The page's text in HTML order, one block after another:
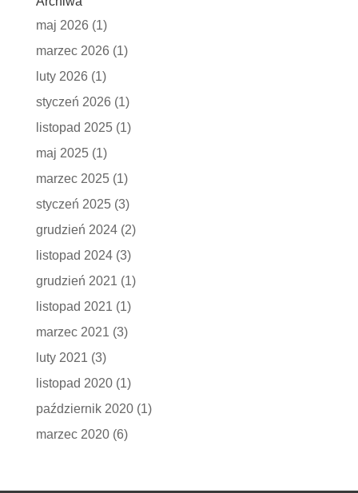
maj 2026 (1)
marzec 2026 (1)
luty 2026 (1)
styczeń 2026 (1)
listopad 2025(1)
maj 2025(1)
marzec 2025(1)
styczeń 2025(3)
grudzień 2024(2)
listopad 2024(3)
grudzień 2021 (1)
listopad 2021 (1)
marzec 2021 (3)
luty 2021 (3)
listopad 2020(1)
październik 2020(1)
marzec 2020(6)